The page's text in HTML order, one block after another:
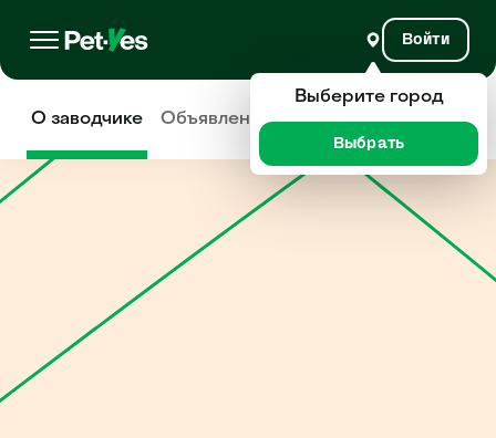
Войти
О заводчике Объявления Отзывы
Выберите город
Выбрать